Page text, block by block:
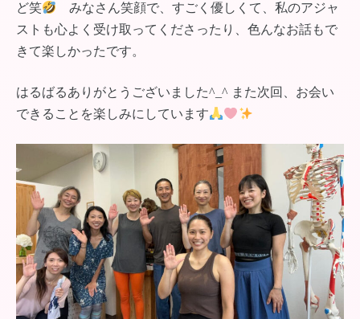
ど笑
みなさん笑顔で、すごく優しくて、私のアジャ
ストも心よく受け取ってくださったり、色んなお話もで
きて楽しかったです。
はるばるありがとうございました^_^ また次回、お会い
できることを楽しみにしています